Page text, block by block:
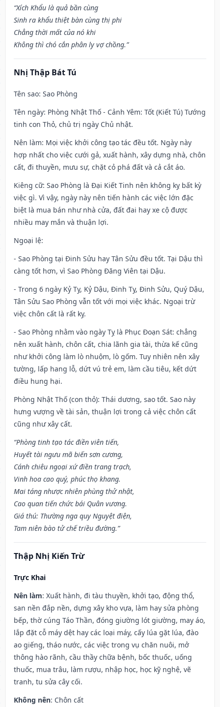
“Xích Khẩu là quả bần cùng
Sinh ra khẩu thiệt bàn cùng thị phi
Chẳng thời mất của nó khi
Không thì chó cắn phân ly vợ chồng.”
Nhị Thập Bát Tú
Tên sao: Sao Phòng
Tên ngày: Phòng Nhật Thố - Cảnh Yêm: Tốt (Kiết Tú) Tướng
tinh con Thỏ, chủ trị ngày Chủ nhật.
Nên làm: Mọi việc khởi công tạo tác đều tốt. Ngày này
hợp nhất cho việc cưới gả, xuất hành, xây dựng nhà, chôn
cất, đi thuyền, mưu sự, chặt cỏ phá đất và cả cắt áo.
Kiêng cữ: Sao Phòng là Đại Kiết Tinh nên không kỵ bất kỳ
việc gì. Vì vậy, ngày này nên tiến hành các việc lớn đặc
biệt là mua bán như nhà cửa, đất đai hay xe cộ được
nhiều may mắn và thuận lợi.
Ngoại lệ:
- Sao Phòng tại Đinh Sửu hay Tân Sửu đều tốt. Tại Dậu thì
càng tốt hơn, vì Sao Phòng Đăng Viên tại Dậu.
- Trong 6 ngày Kỷ Tỵ, Kỷ Dậu, Đinh Tỵ, Đinh Sửu, Quý Dậu,
Tân Sửu Sao Phòng vẫn tốt với mọi việc khác. Ngoại trừ
việc chôn cất là rất kỵ.
- Sao Phòng nhằm vào ngày Tỵ là Phục Đoạn Sát: chẳng
nên xuất hành, chôn cất, chia lãnh gia tài, thừa kế cũng
như khởi công làm lò nhuộm, lò gốm. Tuy nhiên nên xây
tường, lấp hang lỗ, dứt vú trẻ em, làm cầu tiêu, kết dứt
điều hung hại.
Phòng Nhật Thố (con thỏ): Thái dương, sao tốt. Sao này
hưng vượng về tài sản, thuận lợi trong cả việc chôn cất
cũng như xây cất.
“Phòng tinh tạo tác điền viên tiến,
Huyết tài ngưu mã biến sơn cương,
Cánh chiêu ngoại xứ điền trang trạch,
Vinh hoa cao quý, phúc thọ khang.
Mai táng nhược nhiên phùng thử nhật,
Cao quan tiến chức bái Quân vương.
Giá thú: Thường nga quy Nguyệt điện,
Tam niên bào tử chế triều đường.”
Thập Nhị Kiến Trừ
Trực Khai
Nên làm: Xuất hành, đi tàu thuyền, khởi tạo, động thổ,
san nền đắp nền, dựng xây kho vựa, làm hay sửa phòng
bếp, thờ cúng Táo Thần, đóng giường lót giường, may áo,
lắp đặt cỗ máy dệt hay các loại máy, cấy lúa gặt lúa, đào
ao giếng, tháo nước, các việc trong vụ chăn nuôi, mở
thông hào rãnh, cầu thầy chữa bệnh, bốc thuốc, uống
thuốc, mua trâu, làm rượu, nhập học, học kỹ nghệ, vẽ
tranh, tu sửa cây cối.
Không nên: Chôn cất